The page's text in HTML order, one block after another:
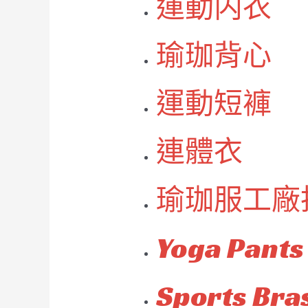
運動内衣
瑜珈背心
運動短褲
連體衣
瑜珈服工
Yoga Pants
Sports